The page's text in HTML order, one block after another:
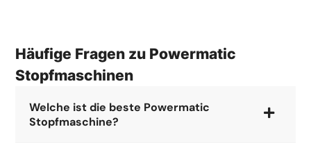
Häufige Fragen zu Powermatic
Stopfmaschinen
Welche ist die beste Powermatic
Stopfmaschine?